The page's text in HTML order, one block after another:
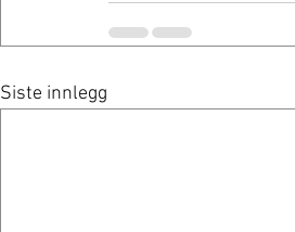
Siste innlegg